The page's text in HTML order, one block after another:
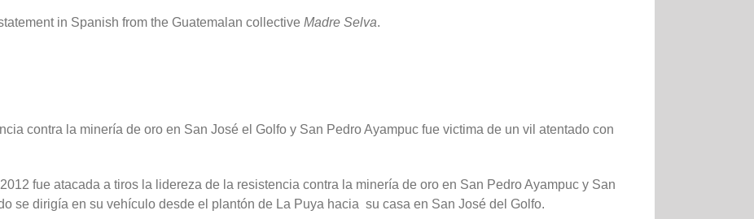
in Spanish from the Guatemalan collective Madre Selva.
contra la minería de oro en San José el Golfo y San Pedro Ayampuc fue victima de un vil atentado con
fue atacada a tiros la lidereza de la resistencia contra la minería de oro en San Pedro Ayampuc y San
se dirigía en su vehículo desde el plantón de La Puya hacia su casa en San José del Golfo.